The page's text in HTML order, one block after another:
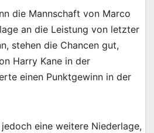
die Mannschaft von Marco
an die Leistung von letzter
stehen die Chancen gut,
Harry Kane in der
einen Punktgewinn in der
eine weitere Niederlage,